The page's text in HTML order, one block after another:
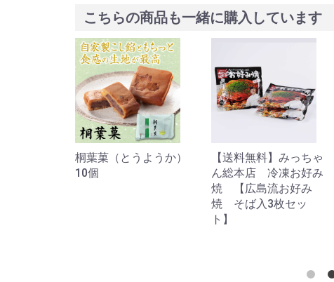
こちらの商品も一緒に購入しています
【送料無料】みっちゃ
ん総本店 冷凍お好み
レモンケーキ食べ比べ
セット１０